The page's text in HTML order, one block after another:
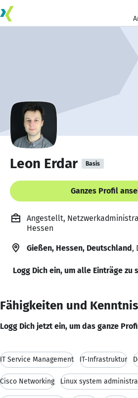
Leon Erdar Basis
Ganzes Profil
Angestellt,
Hessen
Gießen, Hessen, Deutschland,
Logg Dich ein, um alle Einträge zu
Fähigkeiten und
Logg Dich jetzt ein, um das ganze
IT Service Management IT-Infrastruktur
Cisco Networking Linux system